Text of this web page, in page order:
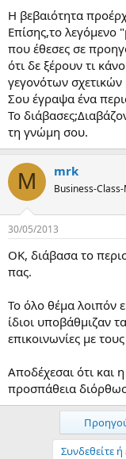
Η βεβαιότητα
Επίσης,το λεγόμενο
που έθεσες σε
ότι δε ξέρουν τι
γεγονότων σχετικών
Σου έγραψα ένα
Το
τη γνώμη σου.
M mrk
Business-
30/05/2013
ΟΚ, διάβασα το
πας.
Το όλο θέμα λοιπόν
ίδιοι υποβάθμιζαν
επικοινωνίες με
Αποδέχεσαι ότι και
προσπάθεια
Συνδεθείτε